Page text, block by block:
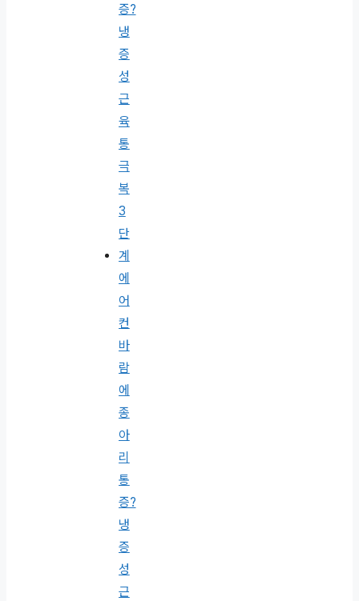
에
어
컨
바
람
에
종
아
리
통
증?
냉
증
성
근